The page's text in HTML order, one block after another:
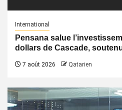
International
Pensana salue
dollars de Cascade,
7 août 2026 Qatarien